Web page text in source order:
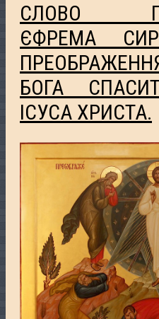
СЛОВО
ЄФРЕМА
БОГА
ІСУСА ХРИСТА.